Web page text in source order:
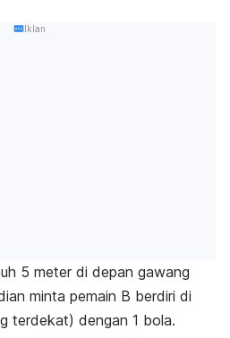
Iklan
5 meter di depan gawang
minta pemain B berdiri di
terdekat) dengan 1 bola.